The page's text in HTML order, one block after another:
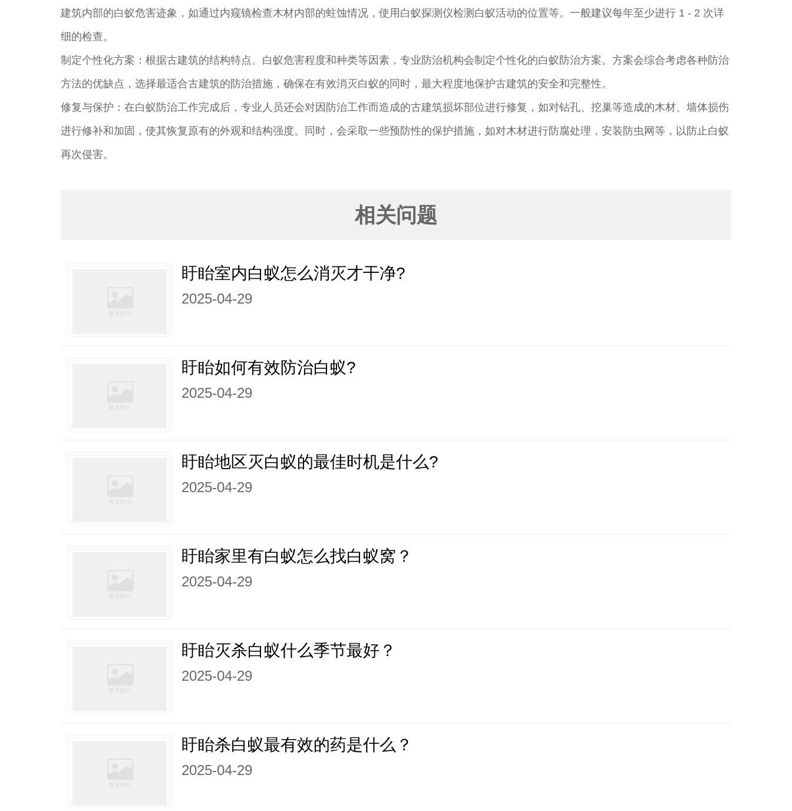
建筑内部的白蚁危害迹象，如通过内窥镜检查木材内部的蛀蚀情况，使用白蚁探测仪检测白蚁活动的位置等。一般建议每年至少进行 1 - 2 次详
细的检查。
制定个性化方案：根据古建筑的结构特点、白蚁危害程度和种类等因素，专业防治机构会制定个性化的白蚁防治方案。方案会综合考虑各种防治
方法的优缺点，选择最适合古建筑的防治措施，确保在有效消灭白蚁的同时，最大程度地保护古建筑的安全和完整性。
修复与保护：在白蚁防治工作完成后，专业人员还会对因防治工作而造成的古建筑损坏部位进行修复，如对钻孔、挖巢等造成的木材、墙体损伤
进行修补和加固，使其恢复原有的外观和结构强度。同时，会采取一些预防性的保护措施，如对木材进行防腐处理，安装防虫网等，以防止白蚁
再次侵害。
相关问题
盱眙室内白蚁怎么消灭才干净?
2025-04-29
盱眙如何有效防治白蚁?
2025-04-29
盱眙地区灭白蚁的最佳时机是什么?
2025-04-29
盱眙家里有白蚁怎么找白蚁窝？
2025-04-29
盱眙灭杀白蚁什么季节最好？
2025-04-29
盱眙杀白蚁最有效的药是什么？
2025-04-29